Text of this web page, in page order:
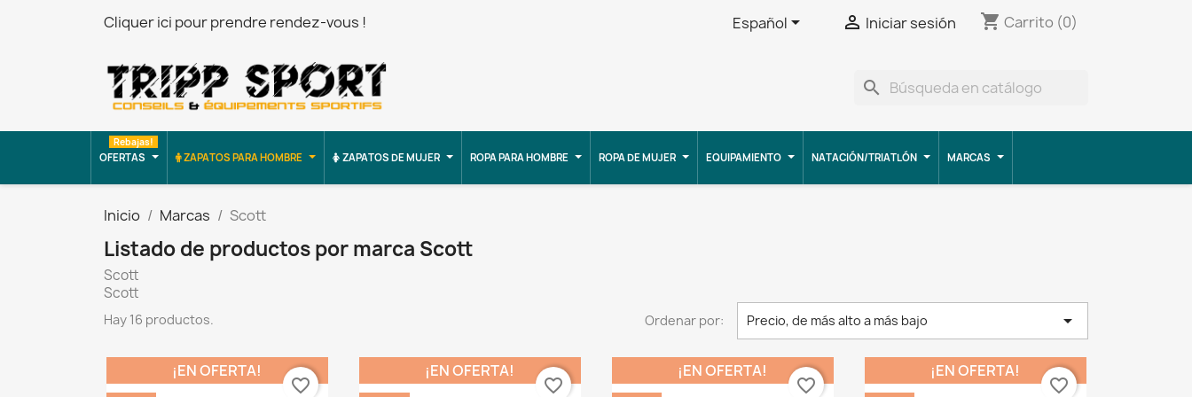
Cliquer ici pour prendre rendez-vous ! Español  Iniciar sesión shopping_cart Carrito (0)
search
OFERTAS
Rebajas!
ZAPATOS PARA HOMBRE ZAPATOS DE MUJER ROPA PARA HOMBRE ROPA DE MUJER EQUIPAMIENTO NATACIÓN/TRIATLÓN MARCAS
Inicio Marcas Scott
Listado de productos por marca Scott
Scott
Scott
Hay 16 productos. Ordenar por: Precio, de más alto a más bajo 
¡EN OFERTA!
favorite_border
¡EN OFERTA!
favorite_border
¡EN OFERTA!
favorite_border
¡EN OFERTA!
favorite_border